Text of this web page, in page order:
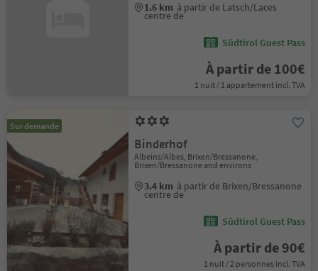
1.6 km à partir de Latsch/Laces
centre de
Südtirol Guest Pass
À partir de 100€
1 nuit / 1 appartement incl. TVA
Sur demande
Binderhof
Albeins/Albes, Brixen/Bressanone,
Brixen/Bressanone and environs
3.4 km à partir de Brixen/Bressanone
centre de
Südtirol Guest Pass
À partir de 90€
1 nuit / 2 personnes incl. TVA